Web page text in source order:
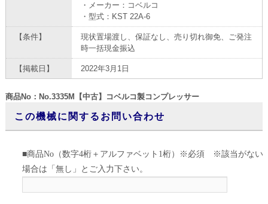
・メーカー：コベルコ
・型式：KST 22A-6
【条件】
現状置場渡し、保証なし、売り切れ御免、ご発注
時一括現金振込
【掲載日】 2022年3月1日
商品No：No.3335M【中古】コベルコ製コンプレッサー
この機械に関するお問い合わせ